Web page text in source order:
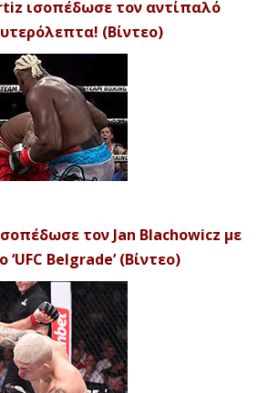
ισοπέδωσε τον αντίπαλό
(Βίντεο)
τον Jan Blachowicz με
Belgrade’ (Βίντεο)